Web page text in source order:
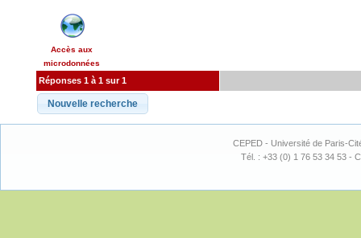
Accès aux
microdonnées
Réponses 1 à 1 sur 1
CEPED - Université de Paris-
Tél. : +33 (0) 1 76 53 34 53 -